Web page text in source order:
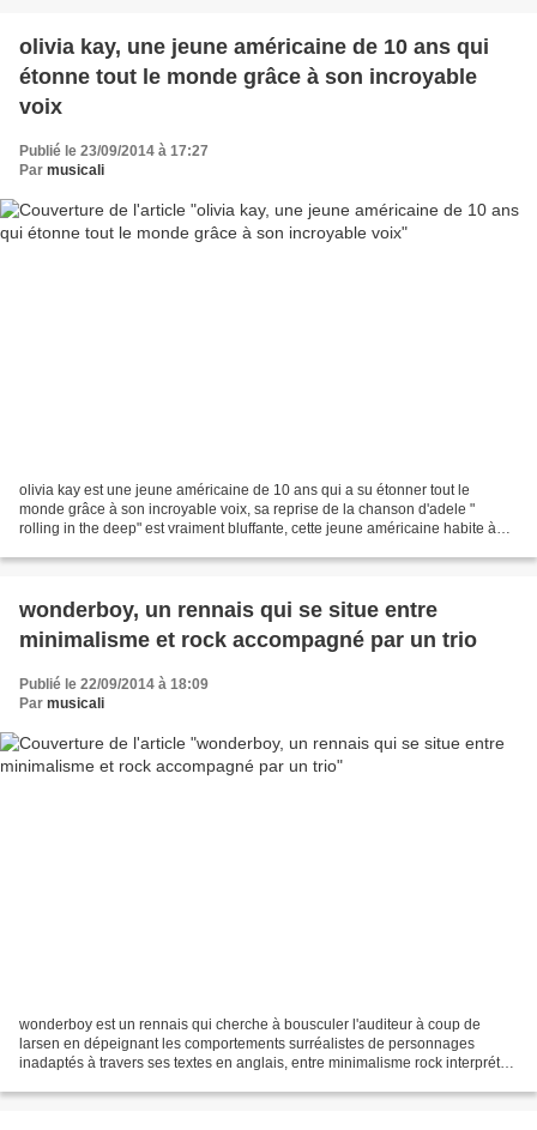
olivia kay, une jeune américaine de 10 ans qui
étonne tout le monde grâce à son incroyable
voix
Publié le 23/09/2014 à 17:27
Par musicali
olivia kay est une jeune américaine de 10 ans qui a su étonner tout le
monde grâce à son incroyable voix, sa reprise de la chanson d'adele "
rolling in the deep" est vraiment bluffante, cette jeune américaine habite à
wonderboy, un rennais qui se situe entre
minimalisme et rock accompagné par un trio
Publié le 22/09/2014 à 18:09
Par musicali
wonderboy est un rennais qui cherche à bousculer l'auditeur à coup de
larsen en dépeignant les comportements surréalistes de personnages
inadaptés à travers ses textes en anglais, entre minimalisme rock interprété